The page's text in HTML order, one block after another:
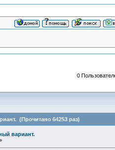
0
(Прочитано 64253 раз)
вариант.